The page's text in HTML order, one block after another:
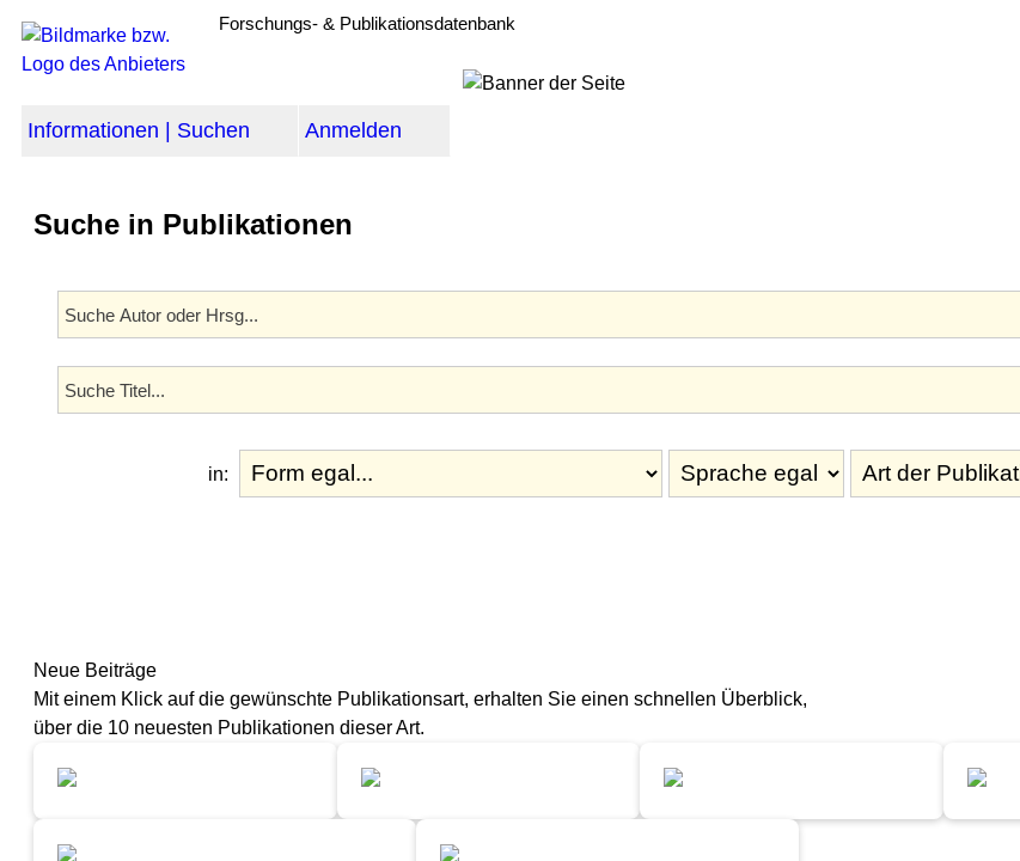
Forschungs- & Publikationsdatenbank
Informationen | Suchen Anmelden
Suche in Publikationen
in:
Neue Beiträge
Mit einem Klick auf die gewünschte Publikationsart, erhalten Sie einen schnellen Überblick,
über die 10 neuesten Publikationen dieser Art.